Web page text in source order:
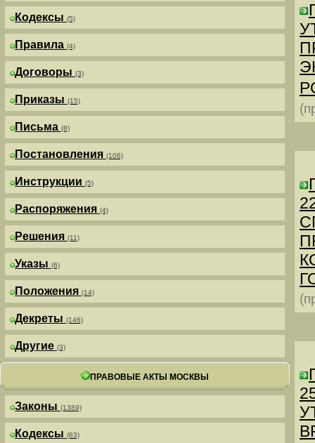
Кодексы (5)
Правила (4)
Договоры (3)
Приказы (15)
Письма (8)
Постановления (106)
Инструкции (5)
Распоряжения (4)
Решения (11)
Указы (6)
Положения (14)
Декреты (146)
Другие (3)
ПРАВОВЫЕ АКТЫ МОСКВЫ
Законы (1389)
Кодексы (83)